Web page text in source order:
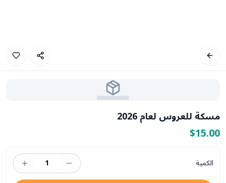
مسكة للعروس لعام 2026
$15.00
الكمية
1